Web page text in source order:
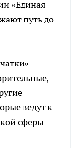
«Единая
путь до
ведут к
сферы